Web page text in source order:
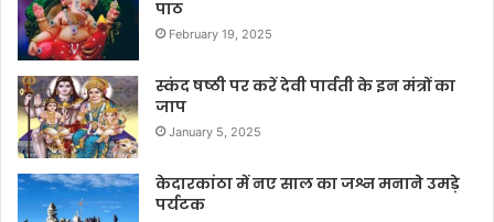
पाठ
February 19, 2025
स्कंद षष्ठी पर करें देवी पार्वती के इन मंत्रों का
जाप
January 5, 2025
केदारकांठा में नए साल का जश्न मनाने उमड़े
पर्यटक